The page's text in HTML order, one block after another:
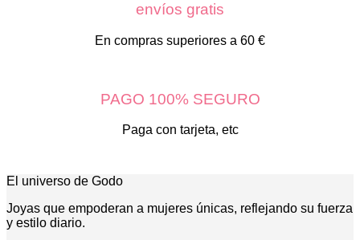
envíos gratis
En compras superiores a 60 €
PAGO 100% SEGURO
Paga con tarjeta, etc
El universo de Godo
Joyas que empoderan a mujeres únicas, reflejando su fuerza
y estilo diario.